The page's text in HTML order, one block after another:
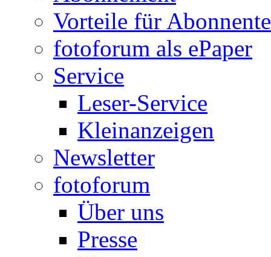
Vorteile für
fotoforum als ePaper
Service
Leser-Service
Kleinanzeigen
Newsletter
fotoforum
Über uns
Presse